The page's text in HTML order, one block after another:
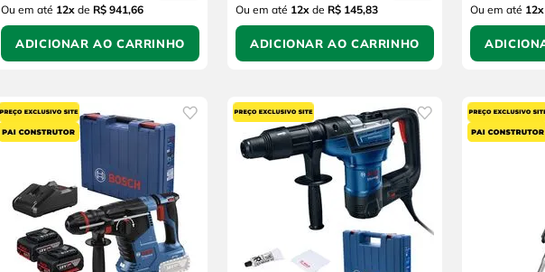
Ou em até 12x de R$ 941,66
ADICIONAR AO CARRINHO
Ou em até 12x de R$ 145,83
ADICIONAR AO CARRINHO
Ou em até 12x